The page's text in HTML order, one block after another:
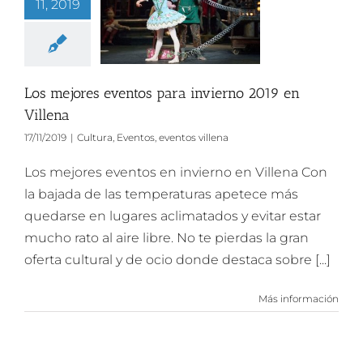
11, 2019
Los mejores eventos para invierno 2019 en
Villena
17/11/2019 | Cultura, Eventos, eventos villena
Los mejores eventos en invierno en Villena Con
la bajada de las temperaturas apetece más
quedarse en lugares aclimatados y evitar estar
mucho rato al aire libre. No te pierdas la gran
oferta cultural y de ocio donde destaca sobre [...]
Más información